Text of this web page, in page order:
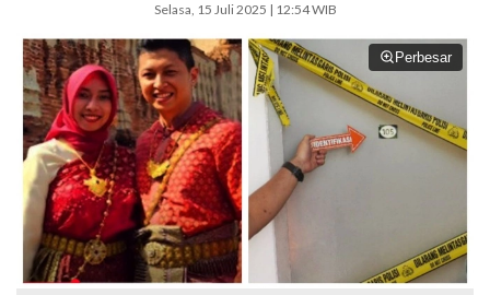
Selasa, 15 Juli 2025 | 12:54 WIB
Perbesar